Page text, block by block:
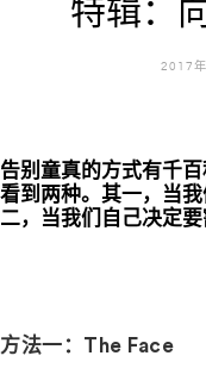
特辑：
2017
告别童真的方式有千
看到两种。其一，当
二，当我们自己决定要
方法一： The Face